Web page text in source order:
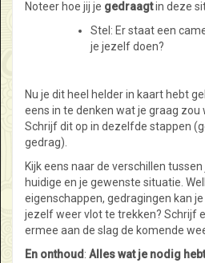
Noteer hoe jij je gedraagtin deze
Stel: Er staat een
je jezelf doen?
Nu je dit heel helder in kaart hebt
eens in te denken wat je graag zou
Schrijf dit op in dezelfde stappen
gedrag).
Kijk eens naar de verschillen
huidige en je gewenste situatie.
eigenschappen, gedragingen kan
jezelf weer vlot te trekken? Schrijf
ermee aan de slag de komende
En onthoud : Alles wat je nodig